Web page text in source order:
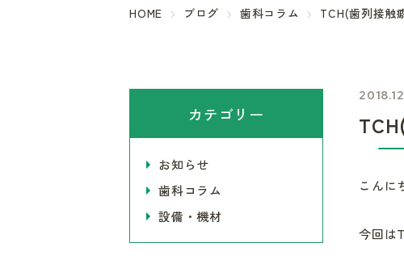
HOME ブログ 歯科コラム TCH(歯列接触
こんに
今回は
カテゴリー
お知らせ
歯科コラム
設備・機材